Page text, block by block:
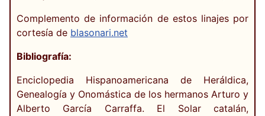
Complemento de información de estos linajes por
cortesía de blasonari.net
Bibliografía:
Enciclopedia Hispanoamericana de Heráldica,
Genealogía y Onomástica de los hermanos Arturo y
Alberto García Carraffa. El Solar catalán,